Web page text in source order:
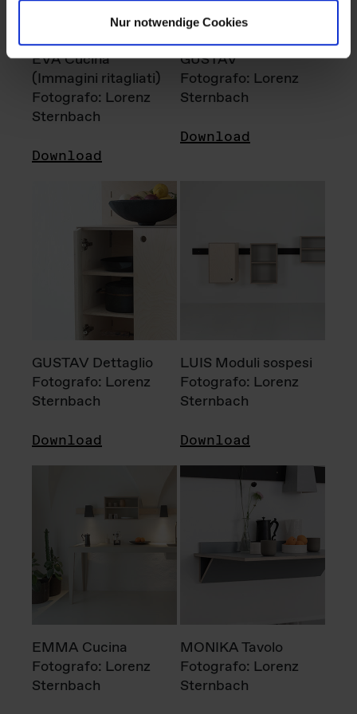
Nur notwendige Cookies
EVA Cucina
(Immagini ritagliati)
Fotografo: Lorenz
Sternbach
Download
GUSTAV
Fotografo: Lorenz
Sternbach
Download
GUSTAV Dettaglio
Fotografo: Lorenz
Sternbach
Download
LUIS Moduli sospesi
Fotografo: Lorenz
Sternbach
Download
EMMA Cucina
Fotografo: Lorenz
Sternbach
MONIKA Tavolo
Fotografo: Lorenz
Sternbach